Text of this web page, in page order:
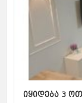
იყიდება 3